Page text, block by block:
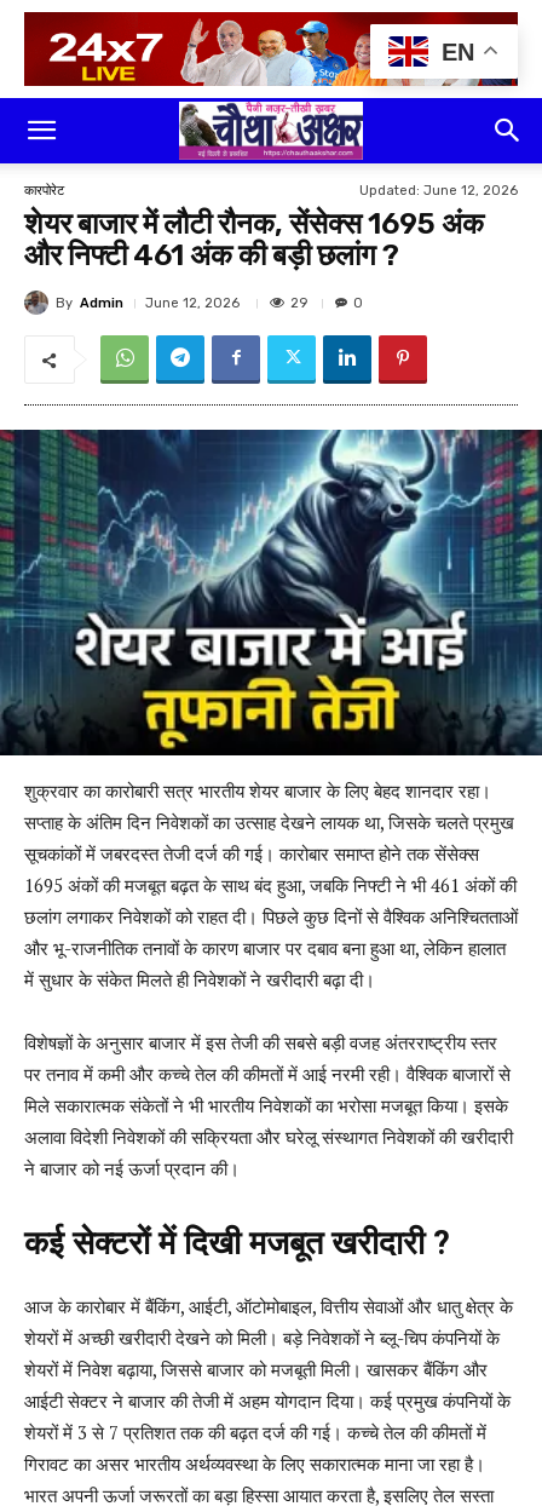
कारपोरेट Updated: June 12, 2026
शेयर बाजार में लौटी रौनक, सेंसेक्स 1695 अंक
और निफ्टी 461 अंक की बड़ी छलांग ?
By Admin June 12, 2026 29 0
शुक्रवार का कारोबारी सत्र भारतीय शेयर बाजार के लिए बेहद शानदार रहा।
सप्ताह के अंतिम दिन निवेशकों का उत्साह देखने लायक था, जिसके चलते प्रमुख
सूचकांकों में जबरदस्त तेजी दर्ज की गई। कारोबार समाप्त होने तक सेंसेक्स
1695 अंकों की मजबूत बढ़त के साथ बंद हुआ, जबकि निफ्टी ने भी 461 अंकों की
छलांग लगाकर निवेशकों को राहत दी। पिछले कुछ दिनों से वैश्विक अनिश्चितताओं
और भू-राजनीतिक तनावों के कारण बाजार पर दबाव बना हुआ था, लेकिन हालात
में सुधार के संकेत मिलते ही निवेशकों ने खरीदारी बढ़ा दी।
विशेषज्ञों के अनुसार बाजार में इस तेजी की सबसे बड़ी वजह अंतरराष्ट्रीय स्तर
पर तनाव में कमी और कच्चे तेल की कीमतों में आई नरमी रही। वैश्विक बाजारों से
मिले सकारात्मक संकेतों ने भी भारतीय निवेशकों का भरोसा मजबूत किया। इसके
अलावा विदेशी निवेशकों की सक्रियता और घरेलू संस्थागत निवेशकों की खरीदारी
ने बाजार को नई ऊर्जा प्रदान की।
कई सेक्टरों में दिखी मजबूत खरीदारी ?
आज के कारोबार में बैंकिंग, आईटी, ऑटोमोबाइल, वित्तीय सेवाओं और धातु क्षेत्र के
शेयरों में अच्छी खरीदारी देखने को मिली। बड़े निवेशकों ने ब्लू-चिप कंपनियों के
शेयरों में निवेश बढ़ाया, जिससे बाजार को मजबूती मिली। खासकर बैंकिंग और
आईटी सेक्टर ने बाजार की तेजी में अहम योगदान दिया। कई प्रमुख कंपनियों के
शेयरों में 3 से 7 प्रतिशत तक की बढ़त दर्ज की गई। कच्चे तेल की कीमतों में
गिरावट का असर भारतीय अर्थव्यवस्था के लिए सकारात्मक माना जा रहा है।
भारत अपनी ऊर्जा जरूरतों का बड़ा हिस्सा आयात करता है, इसलिए तेल सस्ता
EN